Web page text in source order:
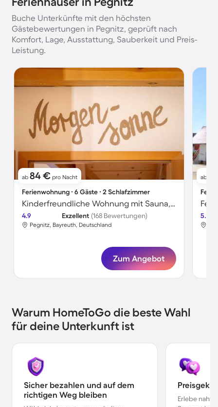
Buche Unterkünfte mit den höchsten
Gästebewertungen in Pegnitz, geprüft nach
Komfort, Lage, Ausstattung, Sauberkeit und Preis-
Leistung.
ab 84 € pro Nacht
Ferienwohnung ∙ 6 Gäste ∙ 2 Schlafzimmer
Kinderfreundliche Wohnung mit Sauna, beheiztem Pool und Grill | Panoramablick
4.9 Exzellent (168 Bewertungen)
Pegnitz, Bayreuth, Deutschland
Zum Angebot
ab
5.0
Warum HomeToGo die beste Wahl
für deine Unterkunft ist
Sicher bezahlen und auf dem
richtigen Weg bleiben
Erlebe